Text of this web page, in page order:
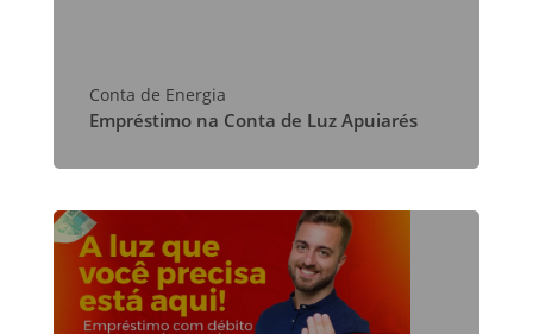
Conta de Energia
Empréstimo na Conta de Luz Apuiarés